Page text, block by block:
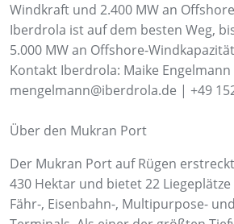
Windkraft und 2.400 MW an
Iberdrola ist auf dem besten Weg,
5.000 MW an Offshore-
Kontakt Iberdrola: Maike Engelmann
mengelmann@iberdrola.de | +49
Über den Mukran Port
Der Mukran Port auf Rügen
430 Hektar und bietet 22
Fähr-, Eisenbahn-, Multipurpose-